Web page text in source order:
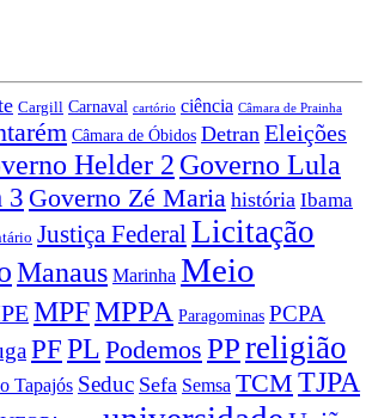
Cargill Carnaval cartório ciência Câmara de Prainha
Câmara de Óbidos Detran Eleições
Helder 2 Governo Lula
3 Governo Zé Maria história Ibama
Justiça FederalLicitação
Manaus Marinha Meio
MPFMPPA Paragominas PCPA
PFPL Podemos PPreligião
Tapajós Seduc Sefa Semsa TCM TJPA